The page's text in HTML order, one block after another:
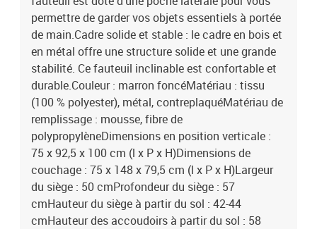
permettre de garder vos objets essentiels à portée
de main.Cadre solide et stable : le cadre en bois et
en métal offre une structure solide et une grande
stabilité. Ce fauteuil inclinable est confortable et
durable.Couleur : marron foncéMatériau : tissu
(100 % polyester), métal, contreplaquéMatériau de
remplissage : mousse, fibre de
polypropylèneDimensions en position verticale :
75 x 92,5 x 100 cm (l x P x H)Dimensions de
couchage : 75 x 148 x 79,5 cm (l x P x H)Largeur
du siège : 50 cmProfondeur du siège : 57
cmHauteur du siège à partir du sol : 42-44
cmHauteur des accoudoirs à partir du sol : 58